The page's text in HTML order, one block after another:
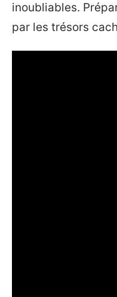
inoubliables.
par les trésors